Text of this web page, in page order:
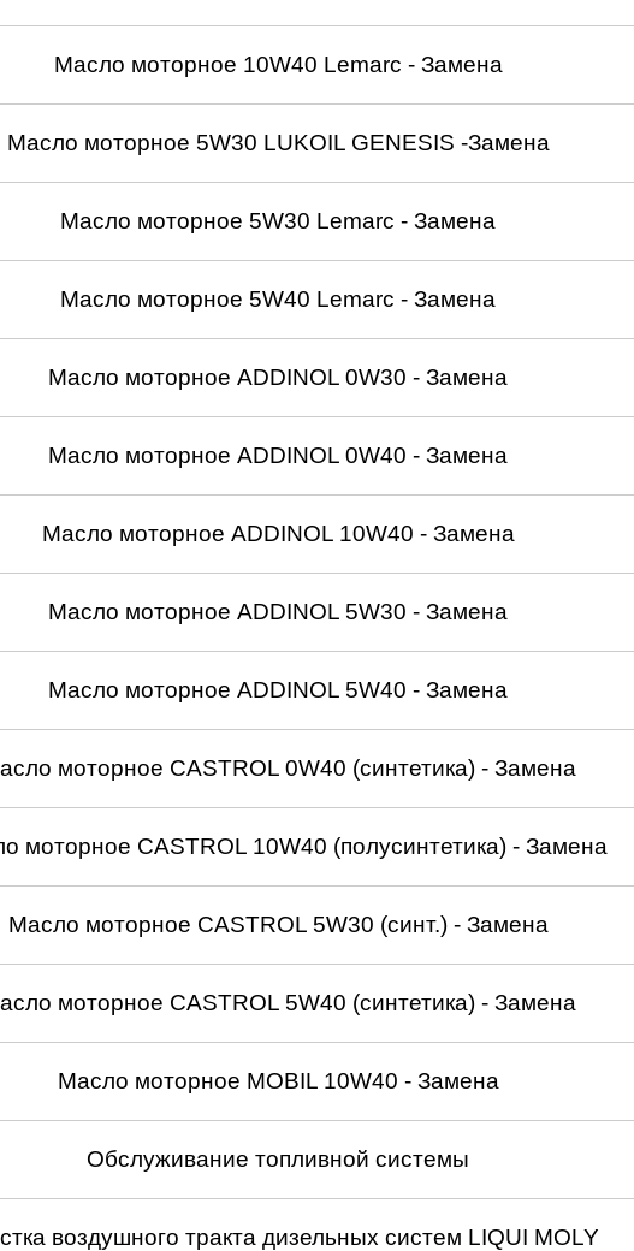
Масло моторное 10W40 Lemarc - Замена
Масло моторное 5W30 LUKOIL GENESIS -Замена
Масло моторное 5W30 Lemarc - Замена
Масло моторное 5W40 Lemarc - Замена
Масло моторное ADDINOL 0W30 - Замена
Масло моторное ADDINOL 0W40 - Замена
Масло моторное ADDINOL 10W40 - Замена
Масло моторное ADDINOL 5W30 - Замена
Масло моторное ADDINOL 5W40 - Замена
моторное CASTROL 0W40 (синтетика) - Замена
моторное CASTROL 10W40 (полусинтетика) - Замена
Масло моторное CASTROL 5W30 (синт.) - Замена
моторное CASTROL 5W40 (синтетика) - Замена
Масло моторное MOBIL 10W40 - Замена
Обслуживание топливной системы
воздушного тракта дизельных систем LIQUI MOLY